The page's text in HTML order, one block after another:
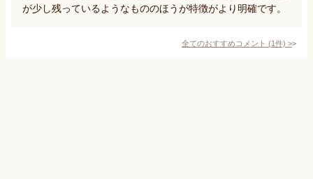
が少し残っているようなもののほうが特徴がより明確です。
全てのおすすめコメント (1件) >